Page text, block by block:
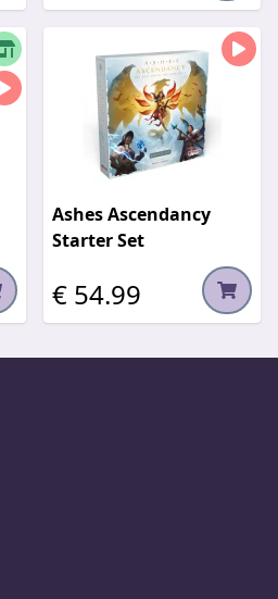
Ashes Ascendancy
Starter Set
€ 54.99